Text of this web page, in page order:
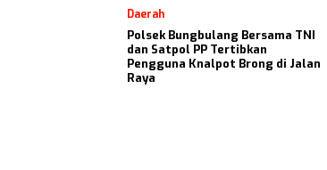
Daerah
Polsek Bungbulang Bersama TNI
dan Satpol PP Tertibkan
Pengguna Knalpot Brong di Jalan
Raya